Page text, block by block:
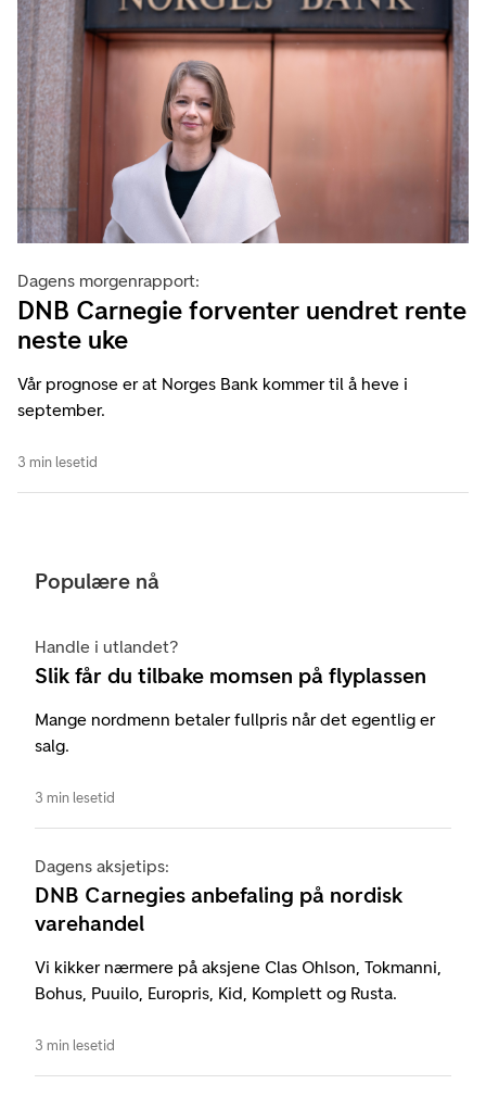
Dagens morgenrapport:
DNB Carnegie forventer uendret rente
neste uke
Vår prognose er at Norges Bank kommer til å heve i
september.
3 min lesetid
Populære nå
Handle i utlandet?
Slik får du tilbake momsen på flyplassen
Mange nordmenn betaler fullpris når det egentlig er
salg.
3 min lesetid
Dagens aksjetips:
DNB Carnegies anbefaling på nordisk
varehandel
Vi kikker nærmere på aksjene Clas Ohlson, Tokmanni,
Bohus, Puuilo, Europris, Kid, Komplett og Rusta.
3 min lesetid